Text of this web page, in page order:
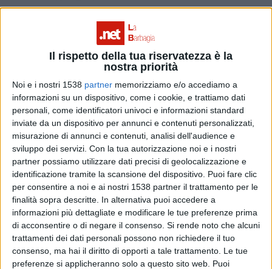
Il rispetto della tua riservatezza è la
nostra priorità
Noi e i nostri 1538 partner memorizziamo e/o accediamo a
informazioni su un dispositivo, come i cookie, e trattiamo dati
personali, come identificatori univoci e informazioni standard
inviate da un dispositivo per annunci e contenuti personalizzati,
misurazione di annunci e contenuti, analisi dell'audience e
sviluppo dei servizi. Con la tua autorizzazione noi e i nostri
partner possiamo utilizzare dati precisi di geolocalizzazione e
identificazione tramite la scansione del dispositivo. Puoi fare clic
per consentire a noi e ai nostri 1538 partner il trattamento per le
finalità sopra descritte. In alternativa puoi accedere a
informazioni più dettagliate e modificare le tue preferenze prima
di acconsentire o di negare il consenso. Si rende noto che alcuni
trattamenti dei dati personali possono non richiedere il tuo
consenso, ma hai il diritto di opporti a tale trattamento. Le tue
preferenze si applicheranno solo a questo sito web. Puoi
Sardus Pater, una bella favola sulla civiltà
nuragica
VARIE